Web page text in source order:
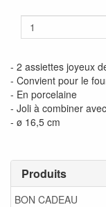
Produits
BON CADEAU
- 2 assiettes joyeux
- Convient pour le
- En porcelaine
- Joli à combiner
- ø 16,5 cm